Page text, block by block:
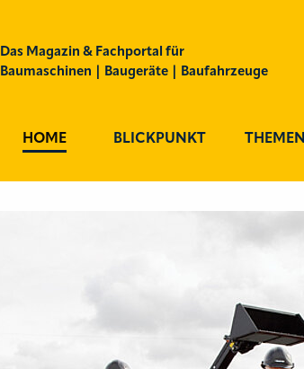
Das Magazin & Fachportal für
Baumaschinen | Baugeräte | Baufahrzeuge
HOME BLICKPUNKT THEMEN